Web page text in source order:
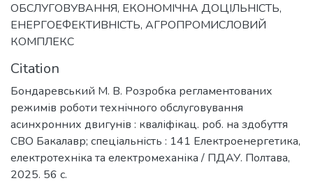
ОБСЛУГОВУВАННЯ, ЕКОНОМІЧНА ДОЦІЛЬНІСТЬ,
ЕНЕРГОЕФЕКТИВНІСТЬ, АГРОПРОМИСЛОВИЙ
КОМПЛЕКС
Citation
Бондаревський М. В. Розробка регламентованих
режимів роботи технічного обслуговування
асинхронних двигунів : кваліфікац. роб. на здобуття
СВО Бакалавр; спеціальність : 141 Електроенергетика,
електротехніка та електромеханіка / ПДАУ. Полтава,
2025. 56 с.